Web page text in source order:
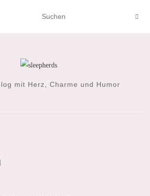
mit Herz, Charme und Humor